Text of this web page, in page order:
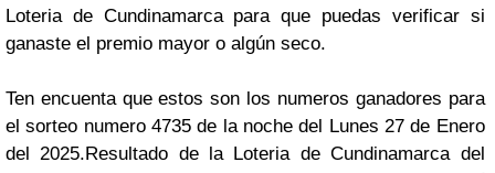
Loteria de Cundinamarca para que puedas verificar si
ganaste el premio mayor o algún seco.
Ten encuenta que estos son los numeros ganadores para
el sorteo numero 4735 de la noche del Lunes 27 de Enero
del 2025.Resultado de la Loteria de Cundinamarca del